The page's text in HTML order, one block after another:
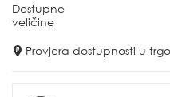
Dostupne
veličine
Provjera dostupnosti u